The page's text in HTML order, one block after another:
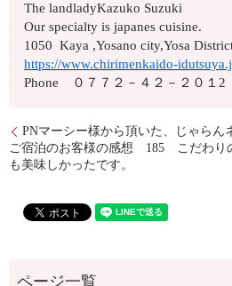
The landladyKazuko Suzuki
Our specialty is japanes cuisine.
1050 Kaya ,Yosano city,Yosa
https://www.chirimenkaido-
Phone ０７７２－４２－２０１2
PNマーシー様から頂いた、じゃらん
ご宿泊のお客様の感想 185 こだわり
も美味しかったです。